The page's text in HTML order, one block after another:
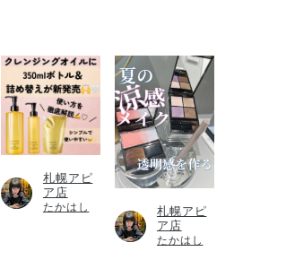
札幌アピ
ア店
たかはし
札幌アピ
ア店
たかはし